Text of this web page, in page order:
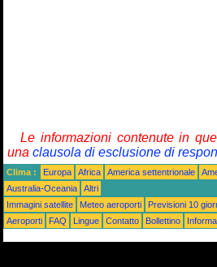
Le informazioni contenute in
una clausola di esclusione di
Clima : Europa Africa America settentrionale
Australia-Oceania
Altri
Immagini satellite
Meteo aeroporti Previsioni 10
Aeroporti
FAQ Lingue Contatto Bollettino